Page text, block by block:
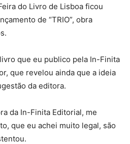
do Livro de Lisboa ficou
de “TRIO”, obra
que eu publico pela In-Finita
que revelou ainda que a ideia
da editora.
da In-Finita Editorial, me
que eu achei muito legal, são